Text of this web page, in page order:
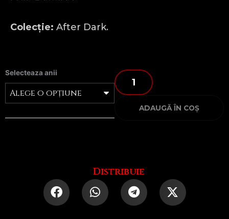
Colecție: After Dark.
Selecteaza anii
ANNOYING
EACH
OTHER
FOR
YEARS
ADAUGĂ ÎN COȘ
Distribuie